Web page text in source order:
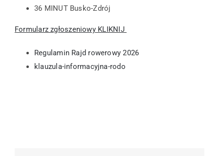
36 MINUT Busko-Zdrój
Formularz zgłoszeniowy KLIKNIJ
Regulamin Rajd rowerowy 2026
klauzula-informacyjna-rodo